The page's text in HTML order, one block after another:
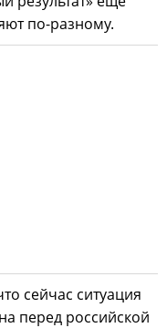
по-разному.
сейчас ситуация
перед российской